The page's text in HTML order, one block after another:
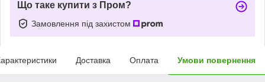
Що таке купити з Пром?
Замовлення під захистом
Доставка Оплата Умови повернення